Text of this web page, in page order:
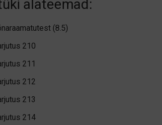
alateemad:
(8.5)
210
211
212
213
214